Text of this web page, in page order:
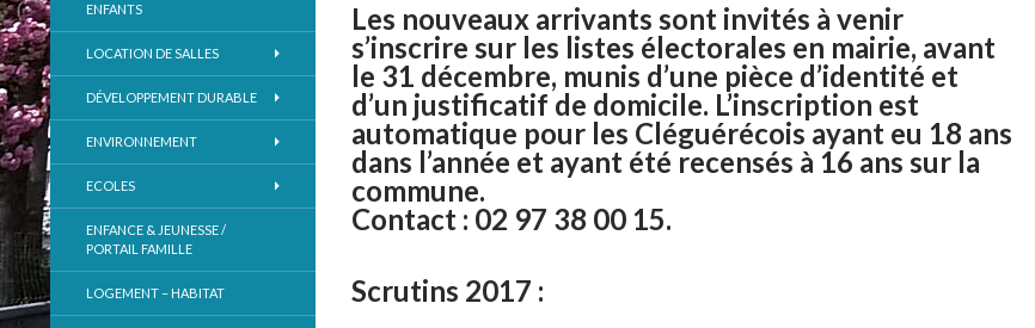
Les nouveaux arrivants sont invités à venir
s’inscrire sur les listes électorales en mairie, avant
le 31 décembre, munis d’une pièce d’identité et
d’un justificatif de domicile. L’inscription est
automatique pour les Cléguérécois ayant eu 18 ans
dans l’année et ayant été recensés à 16 ans sur la
commune.
Contact : 02 97 38 00 15.
Scrutins 2017 :
ENFANTS
LOCATION DE SALLES
DÉVELOPPEMENT DURABLE
ENVIRONNEMENT
ECOLES
ENFANCE & JEUNESSE /
PORTAIL FAMILLE
LOGEMENT – HABITAT